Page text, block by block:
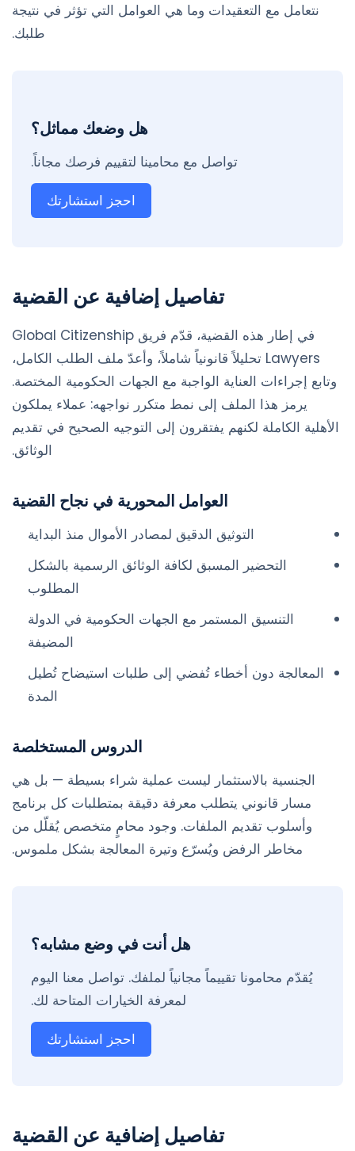
نتعامل مع التعقيدات وما هي العوامل التي تؤثر في نتيجة
طلبك.
هل وضعك مماثل؟
تواصل مع محامينا لتقييم فرصك مجاناً.
احجز استشارتك
تفاصيل إضافية عن القضية
في إطار هذه القضية، قدّم فريق Global Citizenship
Lawyers تحليلاً قانونياً شاملاً، وأعدّ ملف الطلب الكامل،
وتابع إجراءات العناية الواجبة مع الجهات الحكومية المختصة.
يرمز هذا الملف إلى نمط متكرر نواجهه: عملاء يملكون
الأهلية الكاملة لكنهم يفتقرون إلى التوجيه الصحيح في تقديم
الوثائق.
العوامل المحورية في نجاح القضية
التوثيق الدقيق لمصادر الأموال منذ البداية
التحضير المسبق لكافة الوثائق الرسمية بالشكل
المطلوب
التنسيق المستمر مع الجهات الحكومية في الدولة
المضيفة
المعالجة دون أخطاء تُفضي إلى طلبات استيضاح تُطيل
المدة
الدروس المستخلصة
الجنسية بالاستثمار ليست عملية شراء بسيطة — بل هي
مسار قانوني يتطلب معرفة دقيقة بمتطلبات كل برنامج
وأسلوب تقديم الملفات. وجود محامٍ متخصص يُقلّل من
مخاطر الرفض ويُسرّع وتيرة المعالجة بشكل ملموس.
هل أنت في وضع مشابه؟
يُقدّم محامونا تقييماً مجانياً لملفك. تواصل معنا اليوم
لمعرفة الخيارات المتاحة لك.
احجز استشارتك
تفاصيل إضافية عن القضية